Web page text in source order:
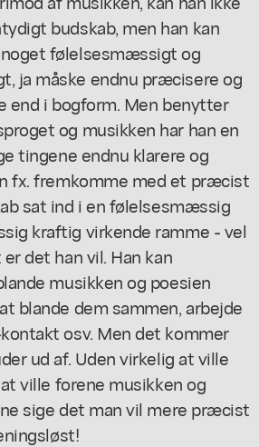
budskab, men han kan
følelsesmæssigt og
ja måske endnu præcisere og
end i bogform. Men benytter
og musikken har han en
tingene endnu klarere og
fx. fremkomme med et præcist
sat ind i en følelsesmæssig
kraftig virkende ramme - vel
det han vil. Han kan
musikken og poesien
blande dem sammen, arbejde
osv. Men det kommer
ud af. Uden virkelig at ville
ville forene musikken og
sige det man vil mere præcist